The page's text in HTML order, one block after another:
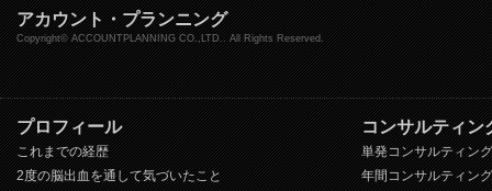
アカウント・プランニング
Copyright© ACCOUNTPLANNING CO.,LTD.. All Rights Reserved.
プロフィール
これまでの経歴
2度の脳出血を通して気づいたこと
コンサルティン
単発コンサルティング
年間コンサルティング